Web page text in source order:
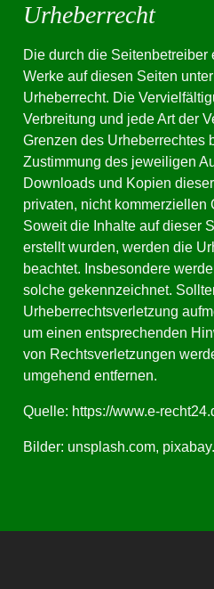
Urheberrecht
Die durch die Seitenbetreiber
Werke auf diesen Seiten
Urheberrecht. Die
Verbreitung und jede Art der
Grenzen des Urheberrechtes
Zustimmung des jeweiligen
Downloads und Kopien
privaten, nicht kommerziellen
Soweit die Inhalte auf dieser
erstellt wurden, werden die
beachtet. Insbesondere
solche gekennzeichnet.
Urheberrechtsverletzung
um einen entsprechenden
von Rechtsverletzungen
umgehend entfernen.
Quelle: https://www.e-
Bilder: unsplash.com,